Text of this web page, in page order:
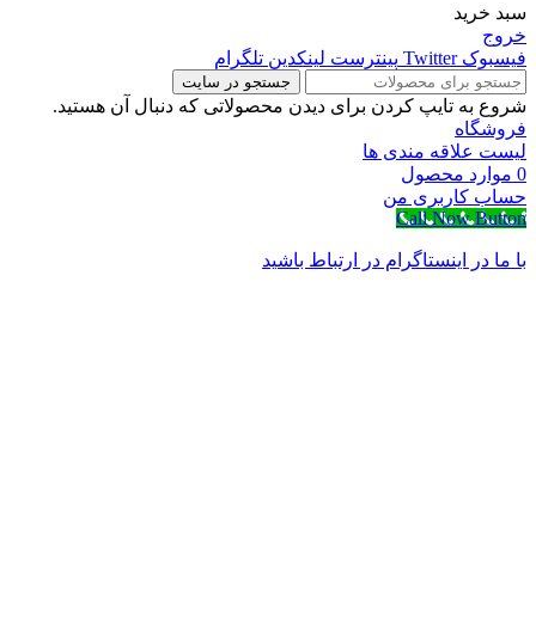
سبد خرید
خروج
فیسبوک Twitter پینترست لینکدین تلگرام
جستجو در سایت
شروع به تایپ کردن برای دیدن محصولاتی که دنبال آن هستید.
فروشگاه
لیست علاقه مندی ها
0 موارد محصول
حساب کاربری من
Call Now Button
با ما در اینستاگرام در ارتباط باشید